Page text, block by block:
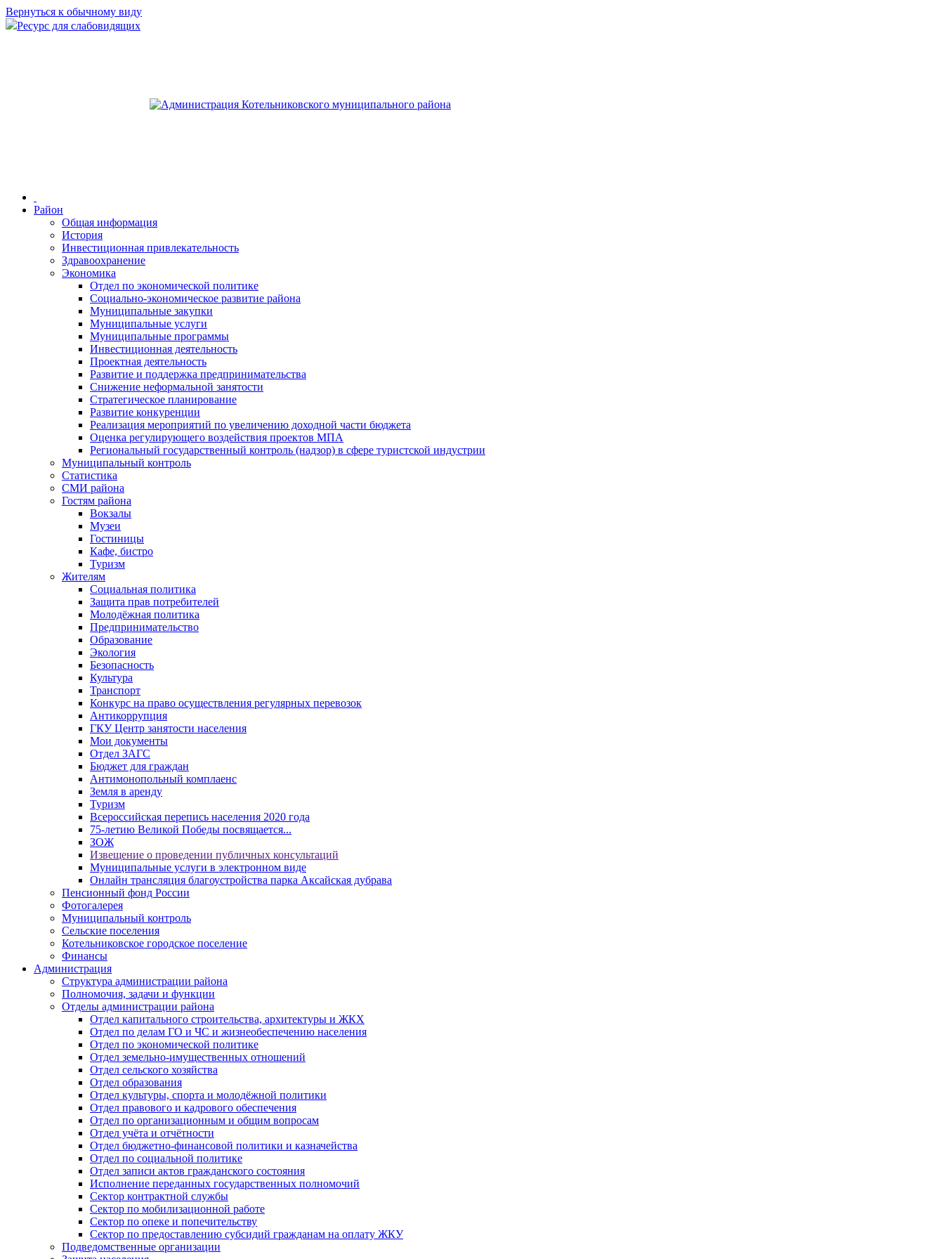
Вернуться к обычному виду
Ресурс для слабовидящих
Район
Общая информация
История
Инвестиционная привлекательность
Здравоохранение
Экономика
Отдел по экономической политике
Социально-экономическое развитие района
Муниципальные закупки
Муниципальные услуги
Муниципальные программы
Инвестиционная деятельность
Проектная деятельность
Развитие и поддержка предпринимательства
Снижение неформальной занятости
Стратегическое планирование
Развитие конкуренции
Реализация мероприятий по увеличению доходной части бюджета
Оценка регулирующего воздействия проектов МПА
Региональный государственный контроль (надзор) в сфере туристской индустрии
Муниципальный контроль
Статистика
СМИ района
Гостям района
Вокзалы
Музеи
Гостиницы
Кафе, бистро
Туризм
Жителям
Социальная политика
Защита прав потребителей
Молодёжная политика
Предпринимательство
Образование
Экология
Безопасность
Культура
Транспорт
Конкурс на право осуществления регулярных перевозок
Антикоррупция
ГКУ Центр занятости населения
Мои документы
Отдел ЗАГС
Бюджет для граждан
Антимонопольный комплаенс
Земля в аренду
Туризм
Всероссийская перепись населения 2020 года
75-летию Великой Победы посвящается...
ЗОЖ
Извещение о проведении публичных консультаций
Муниципальные услуги в электронном виде
Онлайн трансляция благоустройства парка Аксайская дубрава
Пенсионный фонд России
Фотогалерея
Муниципальный контроль
Сельские поселения
Котельниковское городское поселение
Финансы
Администрация
Структура администрации района
Полномочия, задачи и функции
Отделы администрации района
Отдел капитального строительства, архитектуры и ЖКХ
Отдел по делам ГО и ЧС и жизнеобеспечению населения
Отдел по экономической политике
Отдел земельно-имущественных отношений
Отдел сельского хозяйства
Отдел образования
Отдел культуры, спорта и молодёжной политики
Отдел правового и кадрового обеспечения
Отдел по организационным и общим вопросам
Отдел учёта и отчётности
Отдел бюджетно-финансовой политики и казначейства
Отдел по социальной политике
Отдел записи актов гражданского состояния
Исполнение переданных государственных полномочий
Сектор контрактной службы
Сектор по мобилизационной работе
Сектор по опеке и попечительству
Сектор по предоставлению субсидий гражданам на оплату ЖКУ
Подведомственные организации